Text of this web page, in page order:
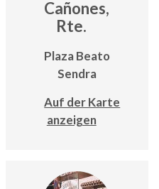
Cañones,
Rte.
Plaza Beato
Sendra
Auf der Karte
anzeigen